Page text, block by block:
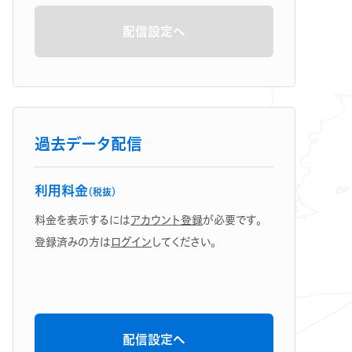
配信設定へ
過去データ配信
利用料金（税抜）
料金を表示するにはアカウント登録が必要です。
登録済みの方はログインしてください。
配信設定へ